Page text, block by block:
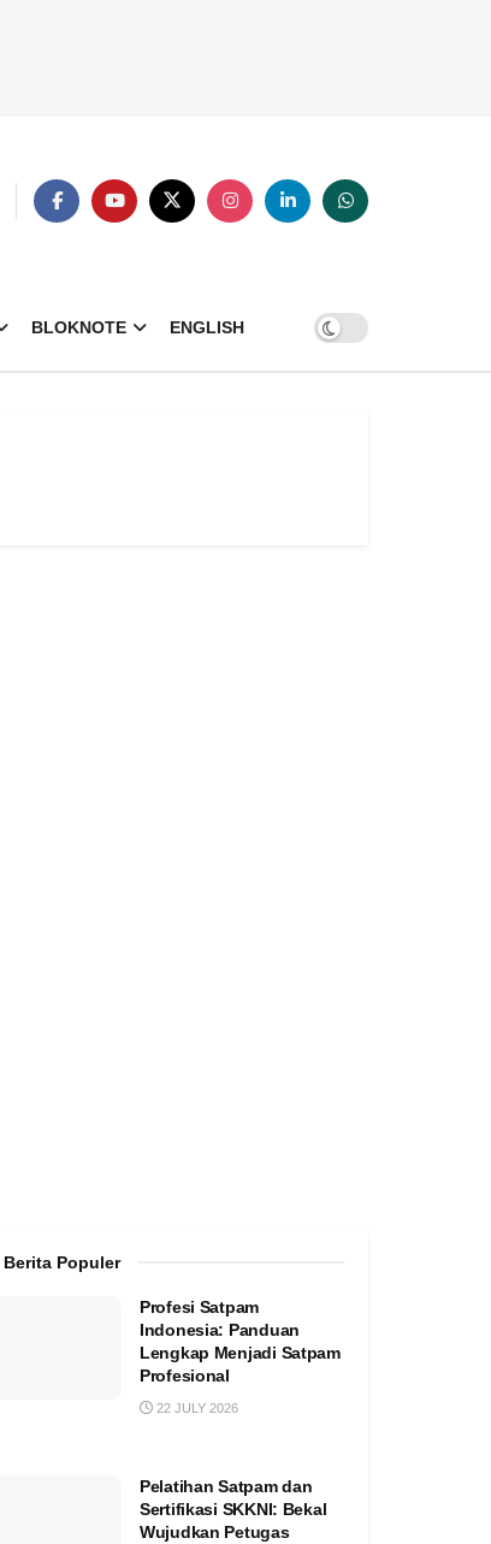
BLOKNOTE ENGLISH
Berita Populer
Profesi Satpam
Indonesia: Panduan
Lengkap Menjadi Satpam
Profesional
22 JULY 2026
Pelatihan Satpam dan
Sertifikasi SKKNI: Bekal
Wujudkan Petugas